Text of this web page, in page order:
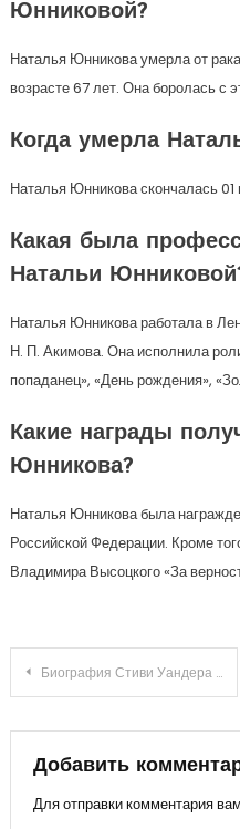
Юнниковой?
Наталья Юнникова умерла от
возрасте 67 лет. Она боролась с
Когда умерла
Наталья Юнникова скончалась 01
Какая была
Натальи
Наталья Юнникова работала в
Н. П. Акимова. Она исполнила
попаданец», «День рождения»,
Какие награды
Юнникова?
Наталья Юнникова была
Российской Федерации. Кроме
Владимира Высоцкого «За
Навигация
по
записям
Биография Стиви Уандера — от детства, через трудности взросления, до неоспоримого музыкального триумфа
Добавить
Для отправки комментария